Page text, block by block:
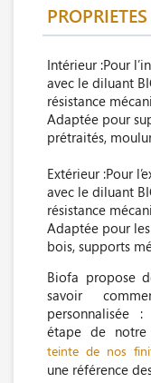
PROPRIETES
Intérieur :Pour
avec le diluant
résistance
Adaptée pour
prétraités,
Extérieur :Pour
avec le diluant
résistance
Adaptée pour
bois, supports
Biofa propose
savoir
personnalisée
étape de notre
teinte de nos
une référence